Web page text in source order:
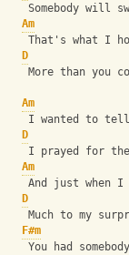
Somebody will
Am
That's what I
D
More than you
Am
I wanted to
D
I prayed for
Am
And just when I
D
Much to my
F#m
You had